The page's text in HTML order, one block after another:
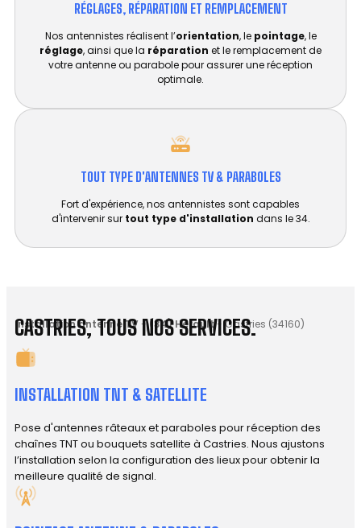
RÉGLAGES, RÉPARATION ET REMPLACEMENT​
Nos antennistes réalisent l’orientation, le pointage, le
réglage, ainsi que la réparation et le remplacement de
votre antenne ou parabole pour assurer une réception
optimale.
TOUT TYPE D'ANTENNES TV & PARABOLES
Fort d'expérience, nos antennistes sont capables
d'intervenir sur tout type d'installation dans le 34.
Installation antenne TV-(34) Hérault-Castries (34160)
CASTRIES, TOUS NOS SERVICES.
INSTALLATION TNT & SATELLITE
Pose d'antennes râteaux et paraboles pour réception des
chaînes TNT ou bouquets satellite à Castries. Nous ajustons
l’installation selon la configuration des lieux pour obtenir la
meilleure qualité de signal.